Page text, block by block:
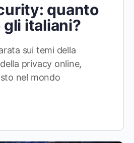
quanto
gli italiani?
sui temi della
privacy online,
nel mondo